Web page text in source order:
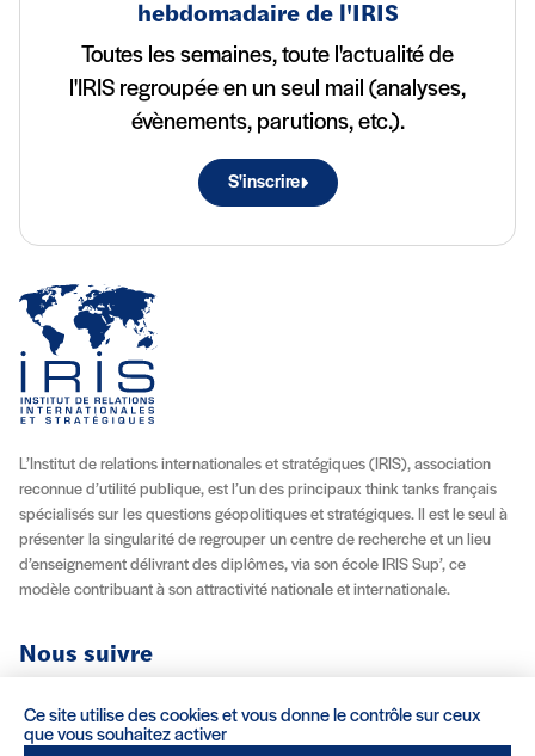
hebdomadaire de l'IRIS
Toutes les semaines, toute l'actualité de
l'IRIS regroupée en un seul mail (analyses,
évènements, parutions, etc.).
S'inscrire
L’Institut de relations internationales et stratégiques (IRIS), association
reconnue d’utilité publique, est l’un des principaux think tanks français
spécialisés sur les questions géopolitiques et stratégiques. Il est le seul à
présenter la singularité de regrouper un centre de recherche et un lieu
d’enseignement délivrant des diplômes, via son école IRIS Sup’, ce
modèle contribuant à son attractivité nationale et internationale.
Nous suivre
YoutubeInstagramFacebookX (Twitter)
LinkedinFlux RSS
À propos
Recrutement Locations Contact
Ce site utilise des cookies et vous donne le contrôle sur ceux
que vous souhaitez activer